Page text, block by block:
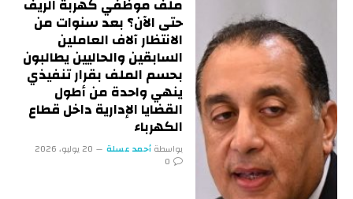
حتى الآن؟ بعد سنوات من
الانتظار آلاف العاملين
السابقين والحاليين يطالبون
بحسم الملف بقرار تنفيذي
ينهي واحدة من أطول
القضايا الإدارية داخل قطاع
الكهرباء
بواسطة أحمد عسلة
20 يوليو، 2026
0